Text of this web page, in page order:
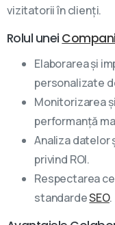
vizitatorii în clienți.
Rolul unei
Elaborarea și
personalizate
Monitorizarea
performanță
Analiza datelor
privind ROI.
Respectarea
standardeSEO.